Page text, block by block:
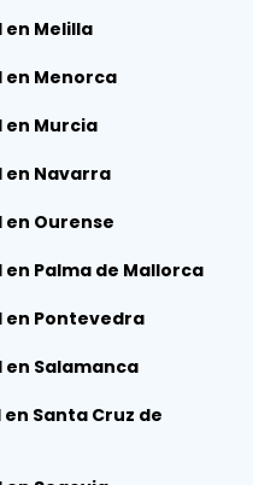
Melilla
Menorca
Murcia
en Navarra
Ourense
Palma de Mallorca
en Pontevedra
Salamanca
Santa Cruz de